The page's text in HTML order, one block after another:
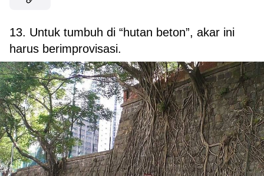
13. Untuk tumbuh di “hutan beton”, akar ini
harus berimprovisasi.